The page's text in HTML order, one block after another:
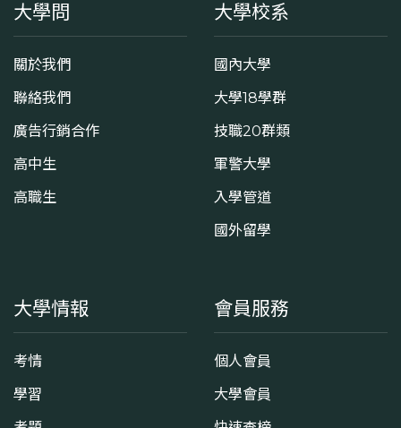
大學問
關於我們
聯絡我們
廣告行銷合作
高中生
高職生
大學校系
國內大學
大學18學群
技職20群類
軍警大學
入學管道
國外留學
大學情報
考情
學習
會員服務
個人會員
大學會員